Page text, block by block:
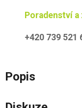
Poradenství
+420 739 521
Popis